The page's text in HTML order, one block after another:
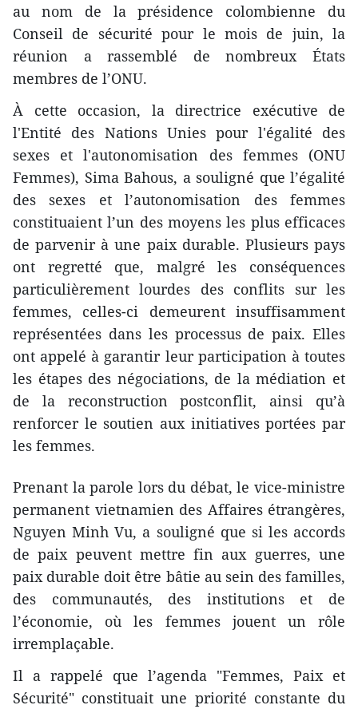
au nom de la présidence colombienne du
Conseil de sécurité pour le mois de juin, la
réunion a rassemblé de nombreux États
membres de l’ONU.
À cette occasion, la directrice exécutive de
l'Entité des Nations Unies pour l'égalité des
sexes et l'autonomisation des femmes (ONU
Femmes), Sima Bahous, a souligné que l’égalité
des sexes et l’autonomisation des femmes
constituaient l’un des moyens les plus efficaces
de parvenir à une paix durable. Plusieurs pays
ont regretté que, malgré les conséquences
particulièrement lourdes des conflits sur les
femmes, celles-ci demeurent insuffisamment
représentées dans les processus de paix. Elles
ont appelé à garantir leur participation à toutes
les étapes des négociations, de la médiation et
de la reconstruction postconflit, ainsi qu’à
renforcer le soutien aux initiatives portées par
les femmes.
Prenant la parole lors du débat, le vice-ministre
permanent vietnamien des Affaires étrangères,
Nguyen Minh Vu, a souligné que si les accords
de paix peuvent mettre fin aux guerres, une
paix durable doit être bâtie au sein des familles,
des communautés, des institutions et de
l’économie, où les femmes jouent un rôle
irremplaçable.
Il a rappelé que l’agenda "Femmes, Paix et
Sécurité" constituait une priorité constante du